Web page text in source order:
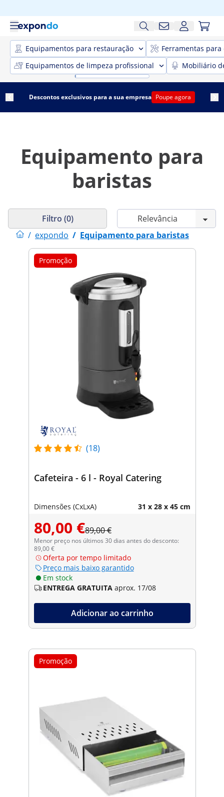
Equipamentos para restauração
Ferramentas para
Equipamentos de limpeza profissional
Mobiliário
Descontos exclusivos para a sua empresa Poupe agora
Equipamento para
baristas
/ expondo / Equipamento para baristas
Filtro (0)
Promoção
(18)
Cafeteira - 6 l - Royal Catering
Dimensões (CxLxA) 31 x 28 x 45 cm
80,00 €89,00 €
Menor preço nos últimos 30 dias antes do desconto:
89,00 €
Oferta por tempo limitado
Preço mais baixo garantido
Em stock
ENTREGA GRATUITA aprox. 17/08
Adicionar ao carrinho
Promoção